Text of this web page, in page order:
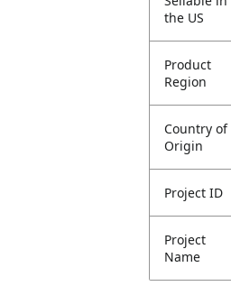
the US
Product
Region
Country of
Origin
Project ID
Project
Name